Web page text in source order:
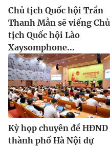
Chủ tịch Quốc hội Trần
Thanh Mẫn sẽ viếng Chủ
tịch Quốc hội Lào
Xaysomphone...
Kỳ họp chuyên đề HĐND
thành phố Hà Nội dự